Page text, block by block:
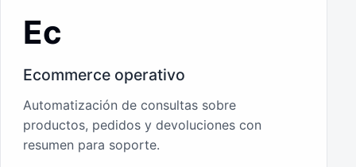
Ec
Ecommerce operativo
Automatización de consultas sobre
productos, pedidos y devoluciones con
resumen para soporte.